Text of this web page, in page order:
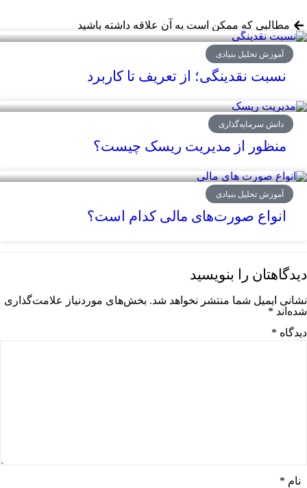
مطالبی که ممکن است به آن علاقه داشته باشید
آموزش تحلیل بنیادی
نسبت نقدینگی؛ از تعریف تا کاربرد
دانش سرمایه‌گذاری
منظور از مدیریت ریسک چیست؟
آموزش تحلیل بنیادی
انواع صورت‌های مالی کدام است؟
دیدگاهتان را بنویسید
نشانی ایمیل شما منتشر نخواهد شد. بخش‌های موردنیاز علامت‌گذاری
شده‌اند *
دیدگاه *
نام *